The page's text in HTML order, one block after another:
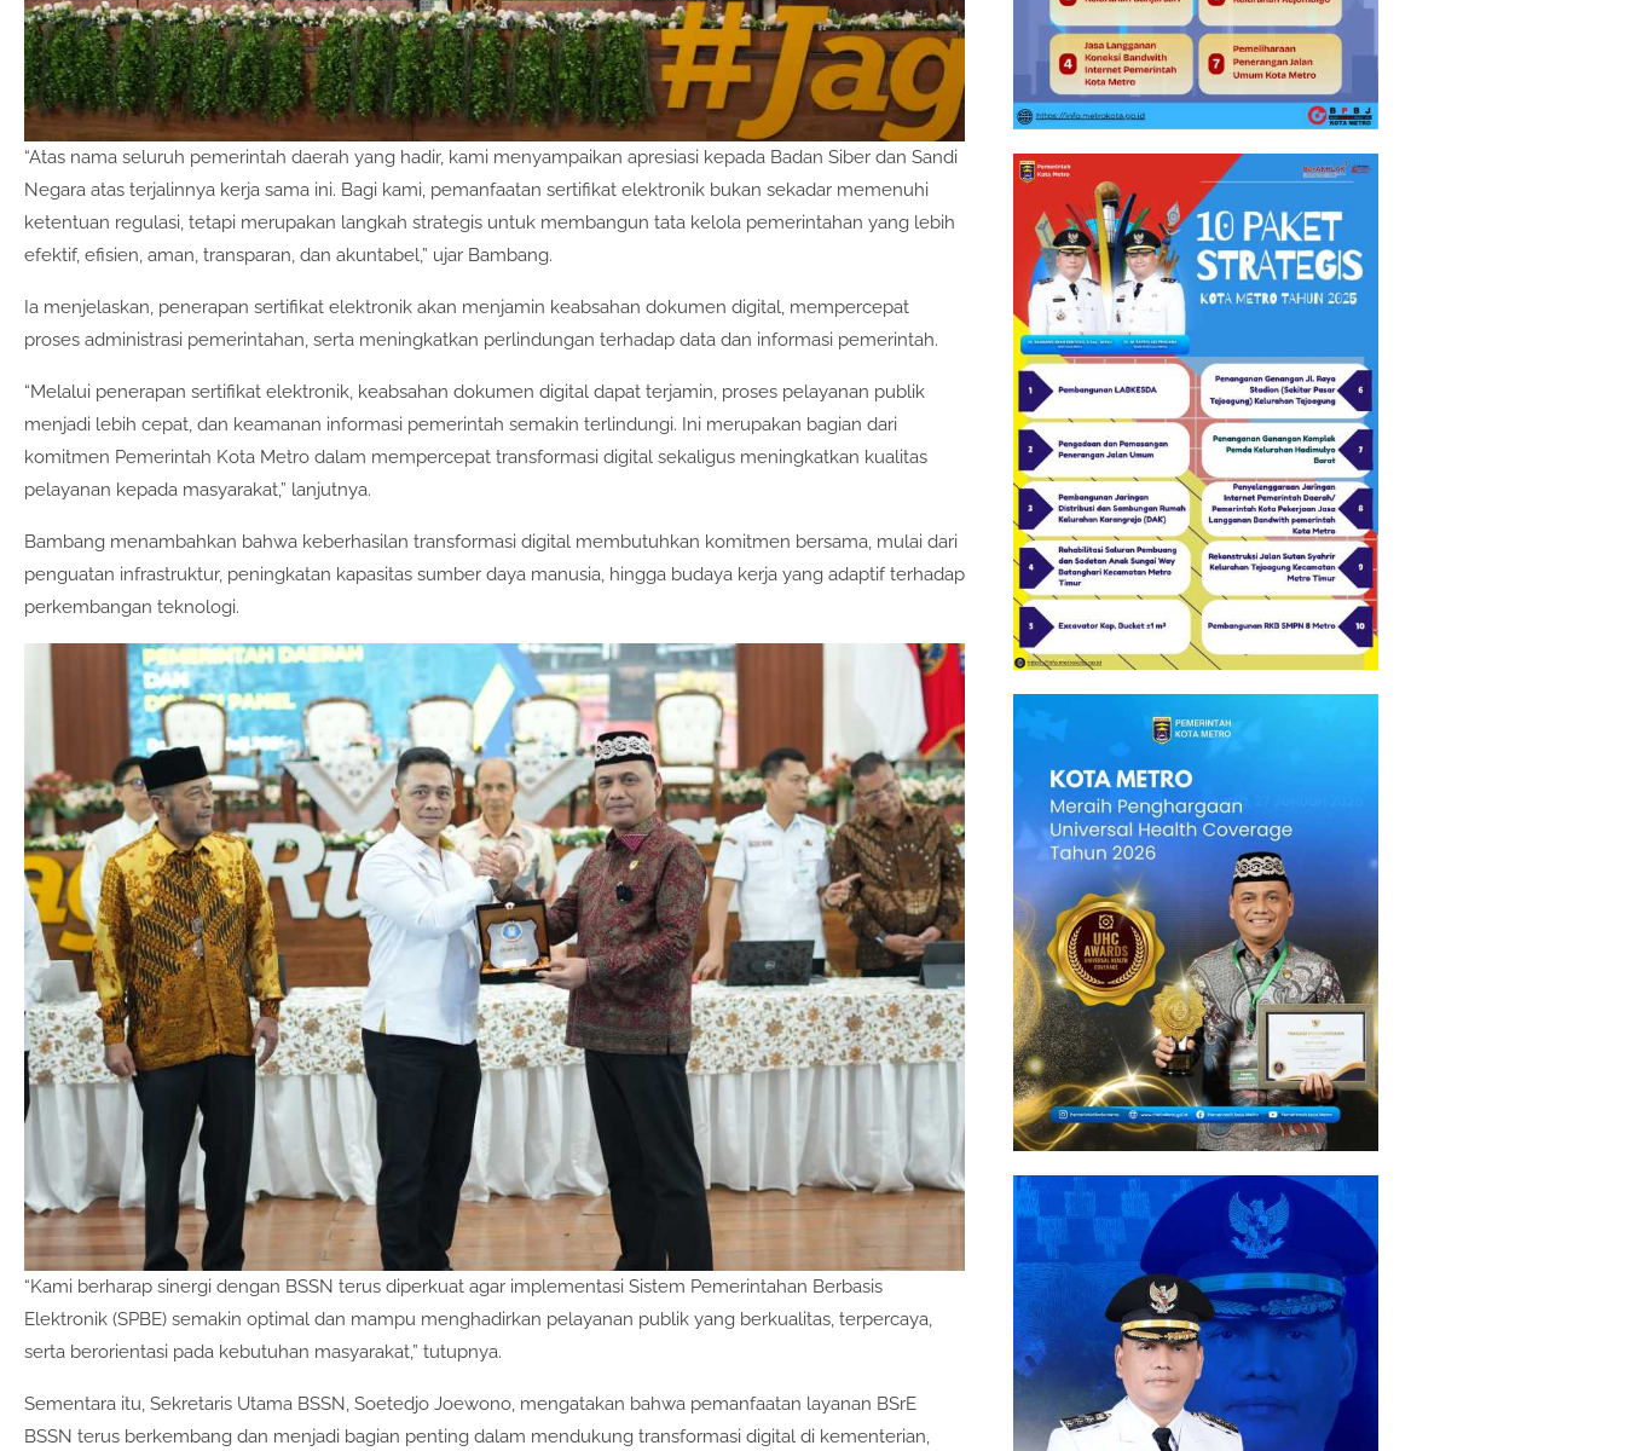
“Atas nama seluruh pemerintah daerah yang hadir, kami menyampaikan apresiasi kepada Badan Siber dan Sandi
Negara atas terjalinnya kerja sama ini. Bagi kami, pemanfaatan sertifikat elektronik bukan sekadar memenuhi
ketentuan regulasi, tetapi merupakan langkah strategis untuk membangun tata kelola pemerintahan yang lebih
efektif, efisien, aman, transparan, dan akuntabel,” ujar Bambang.
Ia menjelaskan, penerapan sertifikat elektronik akan menjamin keabsahan dokumen digital, mempercepat
proses administrasi pemerintahan, serta meningkatkan perlindungan terhadap data dan informasi pemerintah.
“Melalui penerapan sertifikat elektronik, keabsahan dokumen digital dapat terjamin, proses pelayanan publik
menjadi lebih cepat, dan keamanan informasi pemerintah semakin terlindungi. Ini merupakan bagian dari
komitmen Pemerintah Kota Metro dalam mempercepat transformasi digital sekaligus meningkatkan kualitas
pelayanan kepada masyarakat,” lanjutnya.
Bambang menambahkan bahwa keberhasilan transformasi digital membutuhkan komitmen bersama, mulai dari
penguatan infrastruktur, peningkatan kapasitas sumber daya manusia, hingga budaya kerja yang adaptif terhadap
perkembangan teknologi.
“Kami berharap sinergi dengan BSSN terus diperkuat agar implementasi Sistem Pemerintahan Berbasis
Elektronik (SPBE) semakin optimal dan mampu menghadirkan pelayanan publik yang berkualitas, terpercaya,
serta berorientasi pada kebutuhan masyarakat,” tutupnya.
Sementara itu, Sekretaris Utama BSSN, Soetedjo Joewono, mengatakan bahwa pemanfaatan layanan BSrE
BSSN terus berkembang dan menjadi bagian penting dalam mendukung transformasi digital di kementerian,